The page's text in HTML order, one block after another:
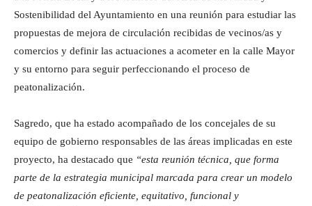
Sostenibilidad del Ayuntamiento en una reunión para estudiar las
propuestas de mejora de circulación recibidas de vecinos/as y
comercios y definir las actuaciones a acometer en la calle Mayor
y su entorno para seguir perfeccionando el proceso de
peatonalización.
Sagredo, que ha estado acompañado de los concejales de su
equipo de gobierno responsables de las áreas implicadas en este
proyecto, ha destacado que “esta reunión técnica, que forma
parte de la estrategia municipal marcada para crear un modelo
de peatonalización eficiente, equitativo, funcional y